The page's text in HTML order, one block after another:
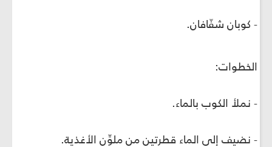
- كوبان شفّافان.
الخطوات:
- نملأ الكوب بالماء.
- نضيف إلى الماء قطرتين من ملوِّن الأغذية.